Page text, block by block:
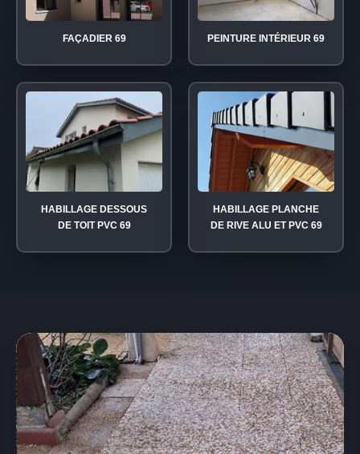
FAÇADIER 69 PEINTURE INTÉRIEUR 69
HABILLAGE DESSOUS
DE TOIT PVC 69
HABILLAGE PLANCHE
DE RIVE ALU ET PVC 69